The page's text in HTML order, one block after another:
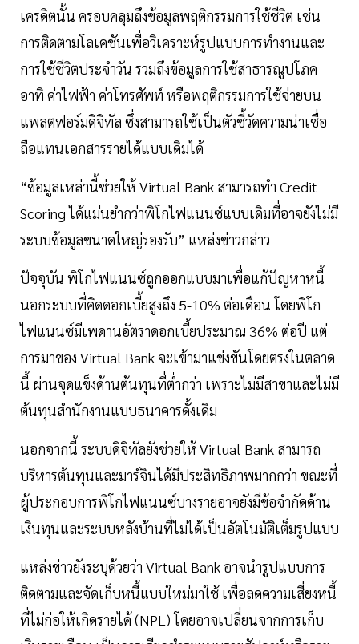
เครดิตนั้น ครอบคลุมถึงข้อมูลพฤติกรรมการใช้ชีวิต เช่น
การติดตามโลเคชันเพื่อวิเคราะห์รูปแบบการทำงานและ
การใช้ชีวิตประจำวัน รวมถึงข้อมูลการใช้สาธารณูปโภค
อาทิ ค่าไฟฟ้า ค่าโทรศัพท์ หรือพฤติกรรมการใช้จ่ายบน
แพลตฟอร์มดิจิทัล ซึ่งสามารถใช้เป็นตัวชี้วัดความน่าเชื่อ
ถือแทนเอกสารรายได้แบบเดิมได้
“ข้อมูลเหล่านี้ช่วยให้ Virtual Bank สามารถทำ Credit
Scoring ได้แม่นยำกว่าพิโกไฟแนนซ์แบบเดิมที่อาจยังไม่มี
ระบบข้อมูลขนาดใหญ่รองรับ” แหล่งข่าวกล่าว
ปัจจุบัน พิโกไฟแนนซ์ถูกออกแบบมาเพื่อแก้ปัญหาหนี้
นอกระบบที่คิดดอกเบี้ยสูงถึง 5-10% ต่อเดือน โดยพิโก
ไฟแนนซ์มีเพดานอัตราดอกเบี้ยประมาณ 36% ต่อปี แต่
การมาของ Virtual Bank จะเข้ามาแข่งขันโดยตรงในตลาด
นี้ ผ่านจุดแข็งด้านต้นทุนที่ต่ำกว่า เพราะไม่มีสาขาและไม่มี
ต้นทุนสำนักงานแบบธนาคารดั้งเดิม
นอกจากนี้ ระบบดิจิทัลยังช่วยให้ Virtual Bank สามารถ
บริหารต้นทุนและมาร์จินได้มีประสิทธิภาพมากกว่า ขณะที่
ผู้ประกอบการพิโกไฟแนนซ์บางรายอาจยังมีข้อจำกัดด้าน
เงินทุนและระบบหลังบ้านที่ไม่ได้เป็นอัตโนมัติเต็มรูปแบบ
แหล่งข่าวยังระบุด้วยว่า Virtual Bank อาจนำรูปแบบการ
ติดตามและจัดเก็บหนี้แบบใหม่มาใช้ เพื่อลดความเสี่ยงหนี้
ที่ไม่ก่อให้เกิดรายได้ (NPL) โดยอาจเปลี่ยนจากการเก็บ